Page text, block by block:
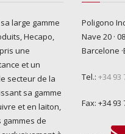
large gamme
Hecapo,
une
et un
secteur de la
sa gamme
et en laiton,
de
Poligono
Nave 20 ·
Barcelone
Tel.: +34 93
Fax: +34 93